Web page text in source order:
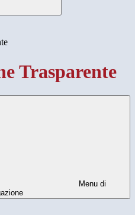
Trasparente
Menu di